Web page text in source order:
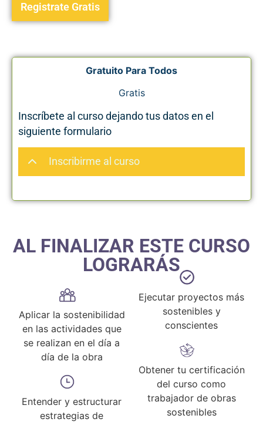
Registrate Gratis
Gratuito Para Todos
Gratis
Inscríbete al curso dejando tus datos en el
siguiente formulario
Inscribirme al curso
AL FINALIZAR ESTE CURSO
LOGRARÁS
Aplicar la sostenibilidad
en las actividades que
se realizan en el día a
día de la obra
Entender y estructurar
estrategias de
Ejecutar proyectos más
sostenibles y
conscientes
Obtener tu certificación
del curso como
trabajador de obras
sostenibles